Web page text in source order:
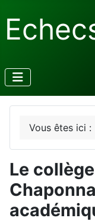
Vous êtes ici :
Le